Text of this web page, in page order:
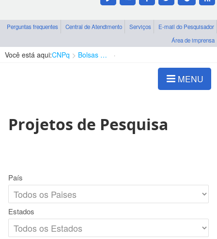
Perguntas frequentes Central de Atendimento Serviços
E-mail do Pesquisador
Área de imprensa
Você está aqui:CNPq Bolsas e Auxílios Vigentes
MENU
Projetos de Pesquisa
País
Estados